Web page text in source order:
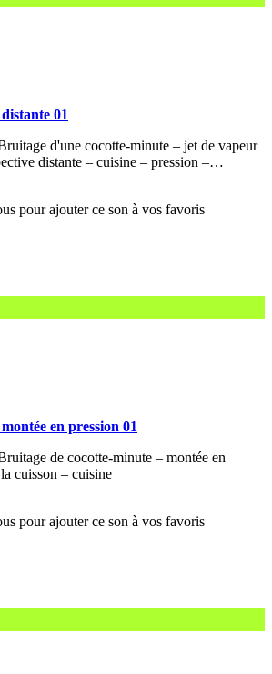
01
d'une cocotte-minute – jet de vapeur
distante – cuisine – pression –…
en pression 01
de cocotte-minute – montée en
cuisson – cuisine